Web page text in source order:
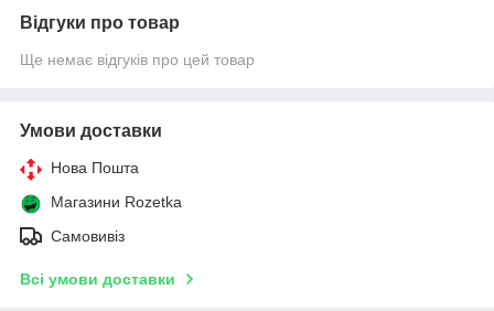
Відгуки про товар
Ще немає відгуків про цей товар
Умови доставки
Нова Пошта
Магазини Rozetka
Самовивіз
Всі умови доставки